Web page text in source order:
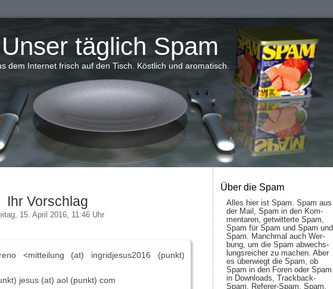
Unser täglich Spam
dem Internet frisch auf den Tisch. Köstlich und aromatisch.
Ihr Vorschlag
15. April 2016, 11:46 Uhr
<mitteilung (at) ingridjesus2016 (punkt)
jesus (at) aol (punkt) com
Über die Spam
Alles hier ist Spam. Spam aus
der Mail, Spam in den Kom­
men­taren, ge­twit­ter­te Spam,
Spam für Spam und Spam und
Spam. Manch­mal auch Wer­
bung, um die Spam ab­wechs­
lungs­reich­er zu mach­en. Aber
es über­wiegt die Spam, ob
Spam in den Fo­ren oder Spam
in Down­loads, Track­back-
Spam, Re­fe­rer-Spam, Spam,